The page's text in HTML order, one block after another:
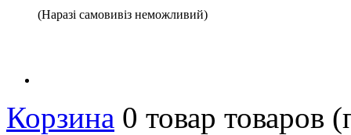
(Наразі самовивіз неможливий)
Корзина 0 товар товаров